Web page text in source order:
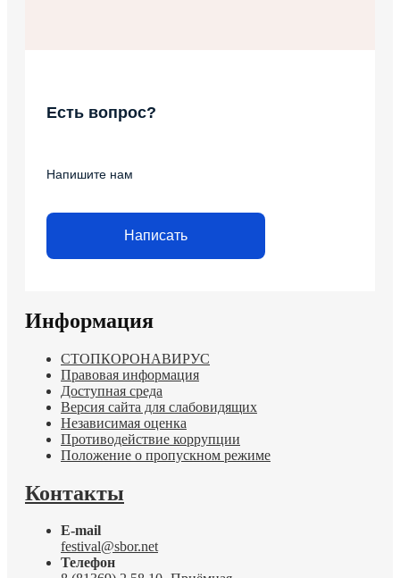
Есть вопрос?
Напишите нам
Написать
Информация
СТОПКОРОНАВИРУС
Правовая информация
Доступная среда
Версия сайта для слабовидящих
Независимая оценка
Противодействие коррупции
Положение о пропускном режиме
Контакты
E-mail
festival@sbor.net
Телефон